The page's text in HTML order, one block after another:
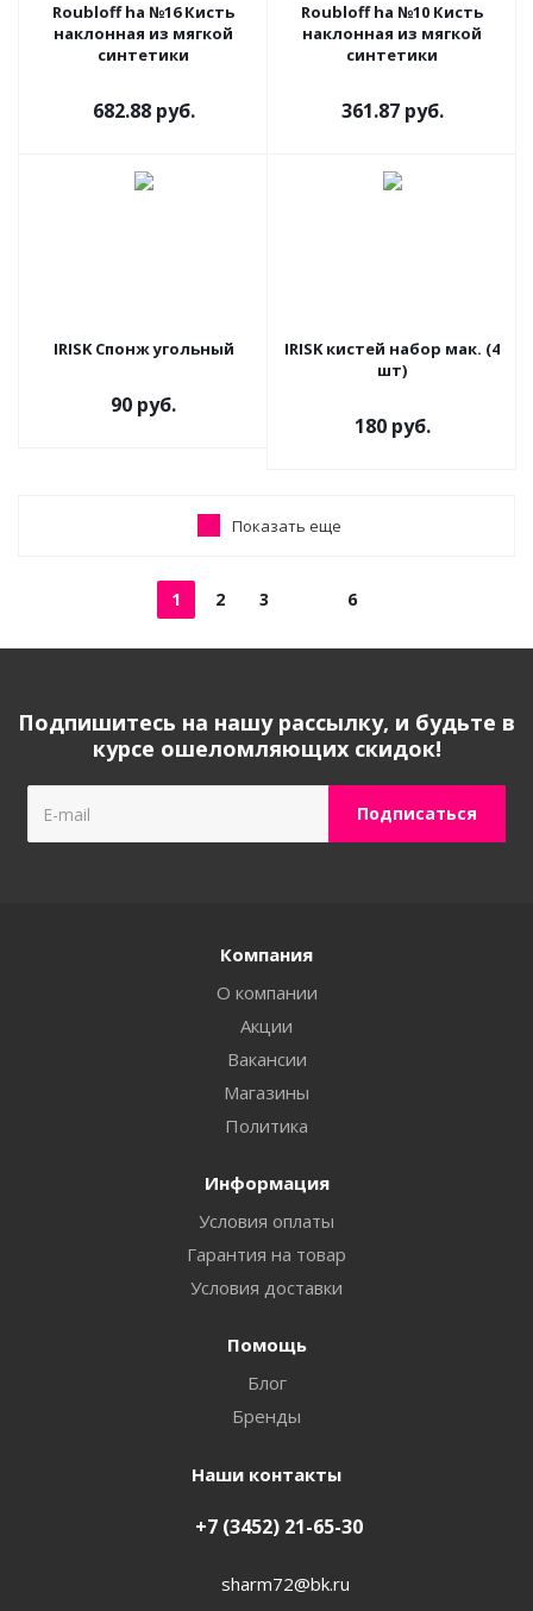
Roubloff ha №16 Кисть
наклонная из мягкой
синтетики
682.88 руб.
Roubloff ha №10 Кисть
наклонная из мягкой
синтетики
361.87 руб.
IRISK Спонж угольный
90 руб.
IRISK кистей набор мак. (4
шт)
180 руб.
Показать еще
1 2 3 6
Подпишитесь на нашу рассылку, и будьте в
курсе ошеломляющих скидок!
Компания
О компании
Акции
Вакансии
Магазины
Политика
Информация
Условия оплаты
Гарантия на товар
Условия доставки
Помощь
Блог
Бренды
Наши контакты
+7 (3452) 21-65-30
sharm72@bk.ru